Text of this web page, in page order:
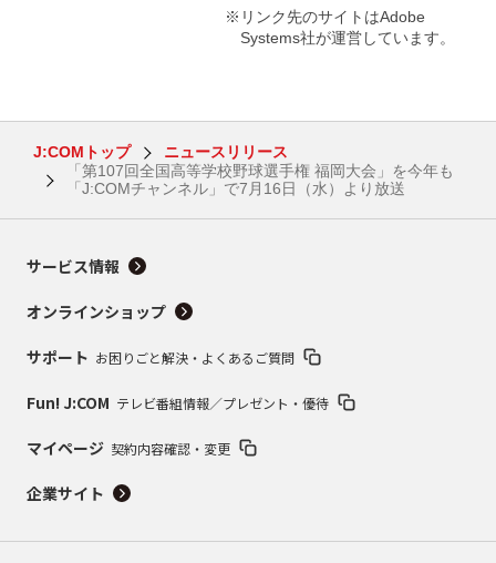
※リンク先のサイトはAdobe
Systems社が運営しています。
J:COMトップ
ニュースリリース
「第107回全国高等学校野球選手権 福岡大会」を今年も
「J:COMチャンネル」で7月16日（水）より放送
サービス情報
オンラインショップ
サポート お困りごと解決・よくあるご質問
Fun! J:COM テレビ番組情報／プレゼント・優待
マイページ 契約内容確認・変更
企業サイト